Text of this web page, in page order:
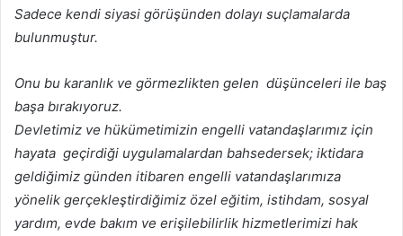
Sadece kendi siyasi görüşünden dolayı suçlamalarda
bulunmuştur.
Onu bu karanlık ve görmezlikten gelen düşünceleri ile baş
başa bırakıyoruz.
Devletimiz ve hükümetimizin engelli vatandaşlarımız için
hayata geçirdiği uygulamalardan bahsedersek; iktidara
geldiğimiz günden itibaren engelli vatandaşlarımıza
yönelik gerçekleştirdiğimiz özel eğitim, istihdam, sosyal
yardım, evde bakım ve erişilebilirlik hizmetlerimizi hak